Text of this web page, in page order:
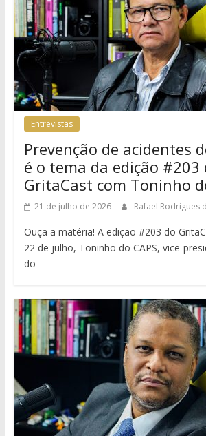
Entrevistas
Prevenção de acidentes
é o tema da edição #203
GritaCast com Toninho
21 de julho de 2026 Rafael Rodrigues
Ouça a matéria! A edição #203 do
22 de julho, Toninho do CAPS, vice-
do